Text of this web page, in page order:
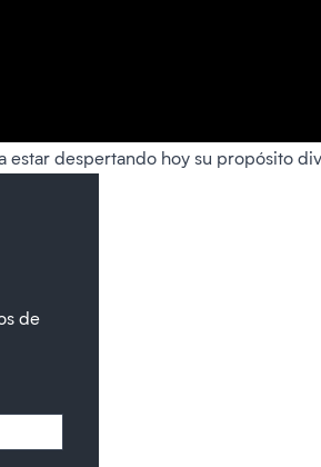
estar despertando hoy su propósito
de